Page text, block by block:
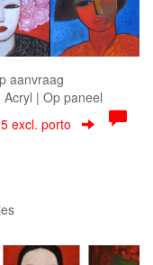
aanvraag
| Op paneel
excl. porto